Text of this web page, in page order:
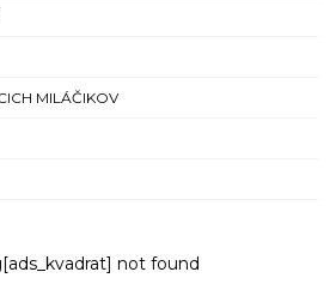
MILÁČIKOV
not found